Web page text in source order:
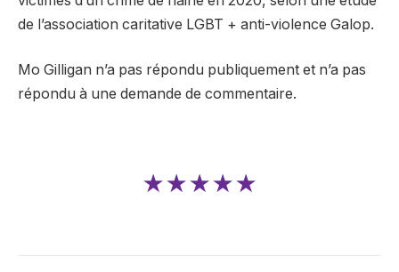
de l’association caritative LGBT + anti-violence Galop.
Mo Gilligan n’a pas répondu publiquement et n’a pas
répondu à une demande de commentaire.
★★★★★